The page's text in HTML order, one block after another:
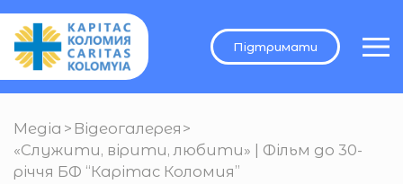
Підтримати
Медіа > Відеогалерея >
«Служити, вірити, любити» | Фільм до 30-
річчя БФ “Карітас Коломия”